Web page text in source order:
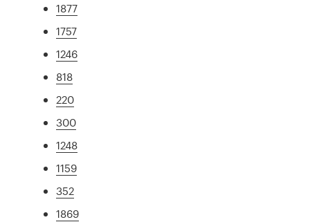
1877
1757
1246
818
220
300
1248
1159
352
1869